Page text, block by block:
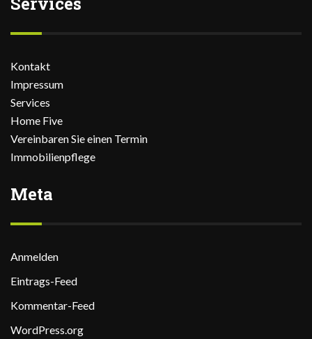
Kontakt
Impressum
Services
Home Five
Vereinbaren Sie einen Termin
Immobilienpflege
Meta
Anmelden
Eintrags-Feed
Kommentar-Feed
WordPress.org